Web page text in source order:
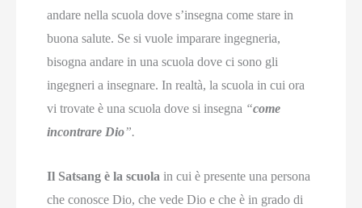
andare nella scuola dove s’insegna come stare in
buona salute. Se si vuole imparare ingegneria,
bisogna andare in una scuola dove ci sono gli
ingegneri a insegnare. In realtà, la scuola in cui ora
vi trovate è una scuola dove si insegna “come
incontrare Dio”.
Il Satsang è la scuola in cui è presente una persona
che conosce Dio, che vede Dio e che è in grado di